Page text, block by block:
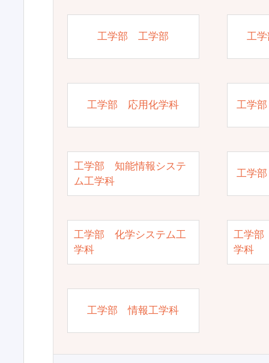
工学部 工学部 工
工学部 応用化学科 工学
工学部 知能情報システ
ム工学科
工学
工学部 化学システム工
学科
工学部
学科
工学部 情報工学科